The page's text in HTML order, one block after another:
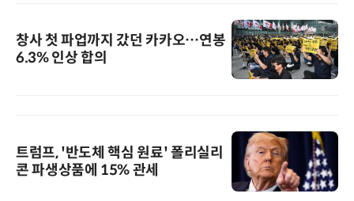
창사 첫 파업까지 갔던 카카오…연봉
6.3% 인상 합의
트럼프, '반도체 핵심 원료' 폴리실리
콘 파생상품에 15% 관세